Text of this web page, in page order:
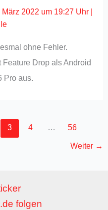
März 2022 um 19:27 Uhr
ohne Fehler.
Drop als Android
Pro aus.
3 4 … 56
Weiter →
folgen